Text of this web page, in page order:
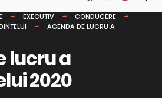
EXECUTIV
CONDUCERE
AGENDA DE LUCRU A
lucru a
2020